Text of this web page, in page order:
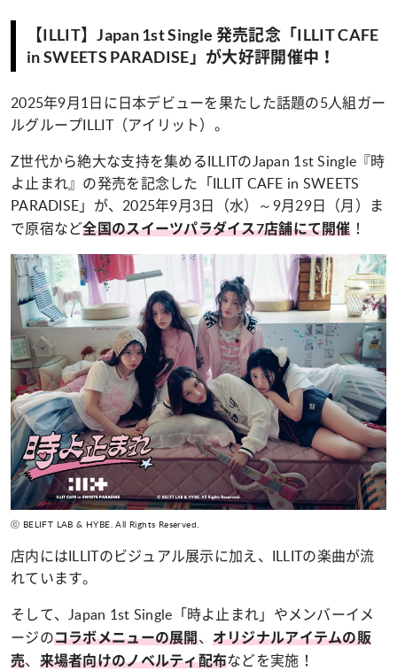
【ILLIT】Japan 1st Single 発売記念「ILLIT CAFE
in SWEETS PARADISE」が大好評開催中！
2025年9月1日に日本デビューを果たした話題の5人組ガー
ルグループILLIT（アイリット）。
Z世代から絶大な支持を集めるILLITのJapan 1st Single『時
よ止まれ』の発売を記念した「ILLIT CAFE in SWEETS
PARADISE」が、2025年9月3日（水）～9月29日（月）ま
で原宿など全国のスイーツパラダイス7店舗にて開催！
ⓒ BELIFT LAB & HYBE. All Rights Reserved.
店内にはILLITのビジュアル展示に加え、ILLITの楽曲が流
れています。
そして、Japan 1st Single「時よ止まれ」やメンバーイメ
ージのコラボメニューの展開、 オリジナルアイテムの販
売、 来場者向けのノベルティ配布などを実施！